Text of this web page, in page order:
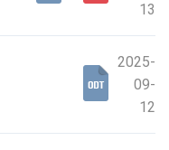
13
2025-
09-
12